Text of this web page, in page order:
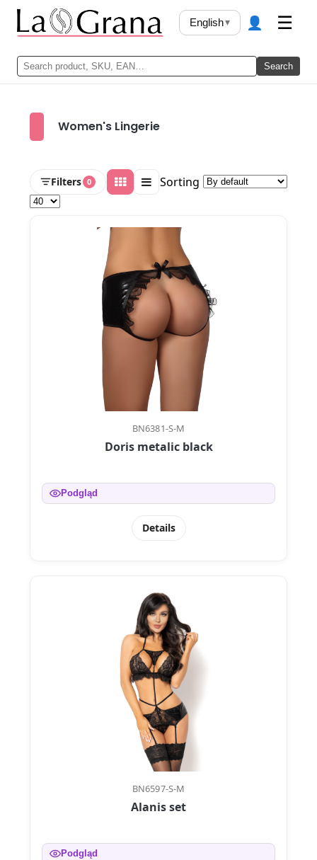
Search
English▾ 👤 ☰
Women's Lingerie
Filters 0 Sorting
BN6381-S-M
Doris metalic black
Podgląd
Details
BN6597-S-M
Alanis set
Podgląd